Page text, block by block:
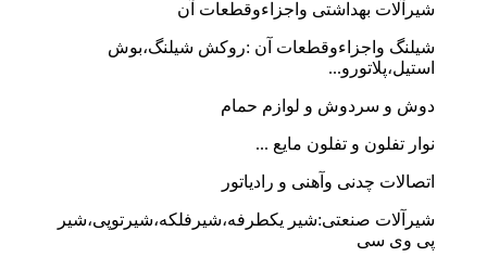
شیرآلات بهداشتی واجزاءوقطعات آن
شیلنگ واجزاءوقطعات آن :روکش شیلنگ،بوش
استیل،پلاتورو...
دوش و سردوش و لوازم حمام
نوار تفلون و تفلون مایع ...
اتصالات چدنی وآهنی و رادیاتور
شیرآلات صنعتی:شیر یکطرفه،شیرفلکه،شیرتوپی،شیر
پی وی سی